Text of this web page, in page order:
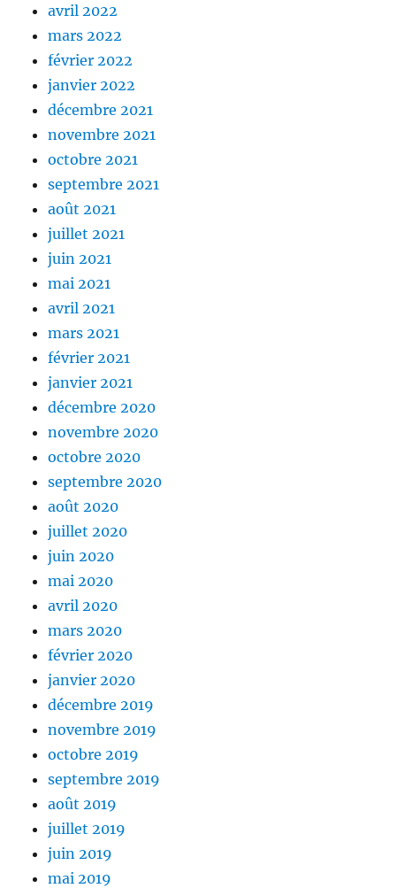
avril 2022
mars 2022
février 2022
janvier 2022
décembre 2021
novembre 2021
octobre 2021
septembre 2021
août 2021
juillet 2021
juin 2021
mai 2021
avril 2021
mars 2021
février 2021
janvier 2021
décembre 2020
novembre 2020
octobre 2020
septembre 2020
août 2020
juillet 2020
juin 2020
mai 2020
avril 2020
mars 2020
février 2020
janvier 2020
décembre 2019
novembre 2019
octobre 2019
septembre 2019
août 2019
juillet 2019
juin 2019
mai 2019